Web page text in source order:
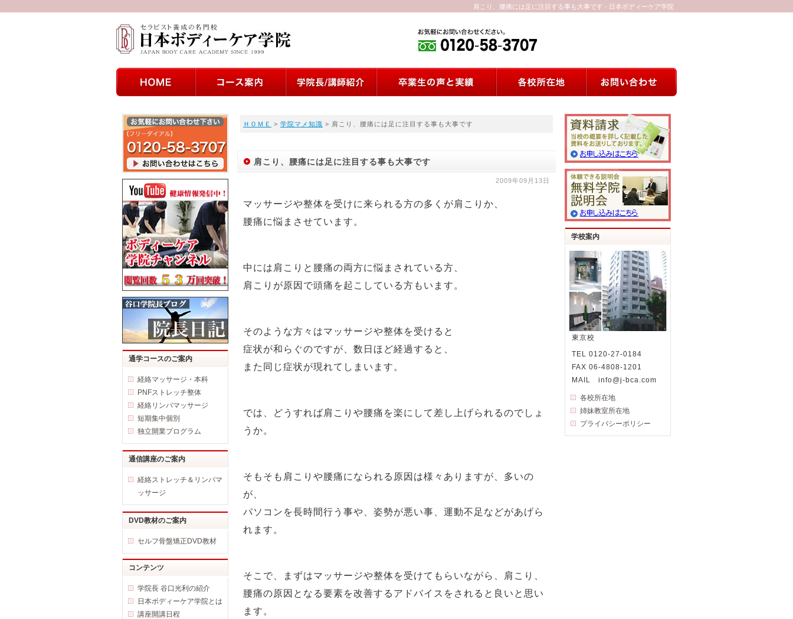
肩こり、腰痛には足に注目する事も大事です - 日本ボディーケア学院
ＨＯＭＥ > 学院マメ知識 > 肩こり、腰痛には足に注目する事も大事です
肩こり、腰痛には足に注目する事も大事です
2009年09月13日
マッサージや整体を受けに来られる方の多くが肩こりか、
腰痛に悩まさせています。
中には肩こりと腰痛の両方に悩まされている方、
肩こりが原因で頭痛を起こしている方もいます。
そのような方々はマッサージや整体を受けると
症状が和らぐのですが、数日ほど経過すると、
また同じ症状が現れてしまいます。
では、どうすれば肩こりや腰痛を楽にして差し上げられるのでしょ
うか。
そもそも肩こりや腰痛になられる原因は様々ありますが、多いの
が、
パソコンを長時間行う事や、姿勢が悪い事、運動不足などがあげら
れます。
そこで、まずはマッサージや整体を受けてもらいながら、肩こり、
腰痛の原因となる要素を改善するアドバイスをされると良いと思い
ます。
学校案内
東京校
TEL 0120-27-0184
FAX 06-4808-1201
MAIL info@j-bca.com
各校所在地
姉妹教室所在地
プライバシーポリシー
通学コースのご案内
経絡マッサージ・本科
PNFストレッチ整体
経絡リンパマッサージ
短期集中個別
独立開業プログラム
通信講座のご案内
経絡ストレッチ＆リンパマ
ッサージ
DVD教材のご案内
セルフ骨盤矯正DVD教材
コンテンツ
学院長 谷口光利の紹介
日本ボディーケア学院とは
講座開講日程